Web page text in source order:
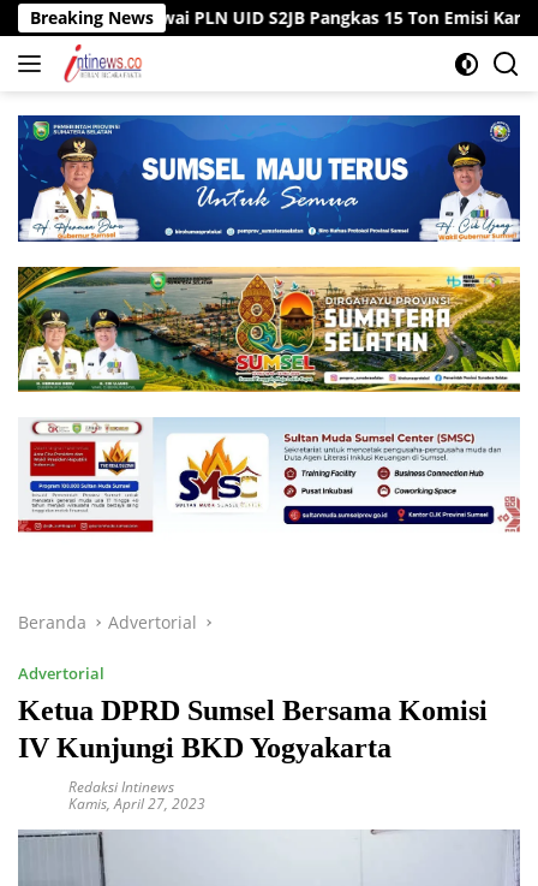
Langsung
ke
konten
Breaking News
PLN UID S2JB Pangkas 15 Ton Emisi Karbon
Beranda Advertorial
Advertorial
Ketua DPRD Sumsel Bersama Komisi
IV Kunjungi BKD Yogyakarta
Redaksi Intinews
Kamis, April 27, 2023